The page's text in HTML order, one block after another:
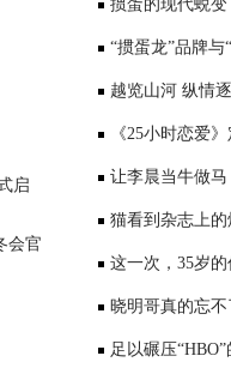
启
推动行业健康发展
掼蛋的现代蜕
经济双赢局面
“掼蛋龙”品牌
同推动掼牌运动
越览山河 纵情
官 《25小时恋爱
弟恋模式，极致
让李晨当牛做
进医院，她才是
猫看到杂志上
来，之后一脸懵！
这一次，35岁
容！
晓明哥真的忘
长相，都有杨颖
足以碾压